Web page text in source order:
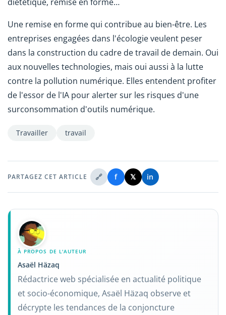
Une remise en forme qui contribue au bien-être. Les
entreprises engagées dans l'écologie veulent peser
dans la construction du cadre de travail de demain. Oui
aux nouvelles technologies, mais oui aussi à la lutte
contre la pollution numérique. Elles entendent profiter
de l'essor de l'IA pour alerter sur les risques d'une
surconsommation d'outils numérique.
Travailler travail
PARTAGEZ CET ARTICLE 🔗 f 𝕏 in
À PROPOS DE L'AUTEUR
Asaël Häzaq
Rédactrice web spécialisée en actualité politique
et socio-économique, Asaël Häzaq observe et
décrypte les tendances de la conjoncture